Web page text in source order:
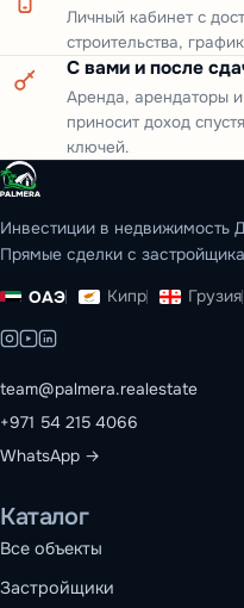
Личный кабинет с
строительства,
С вами и после
Аренда, арендаторы
приносит доход
ключей.
Инвестиции в недвижимость
Прямые сделки с
ОАЭ Кипр Грузия
team@palmera.realestate
+971 54 215 4066
WhatsApp →
Каталог
Все объекты
Застройщики